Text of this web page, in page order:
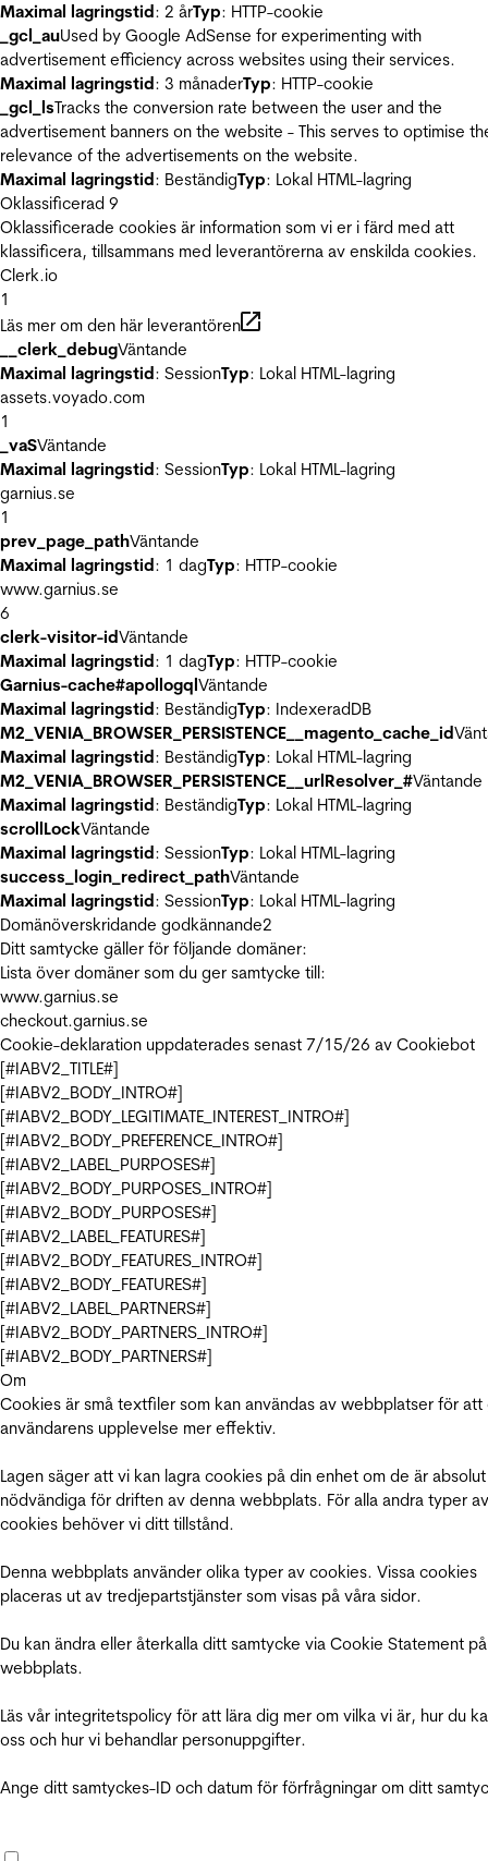
Maximal lagringstid: 2 årTyp: HTTP-cookie
_gcl_auUsed by Google AdSense for experimenting with
advertisement efficiency across websites using their services.
Maximal lagringstid: 3 månaderTyp: HTTP-cookie
_gcl_lsTracks the conversion rate between the user and the
advertisement banners on the website - This serves to optimise
relevance of the advertisements on the website.
Maximal lagringstid: BeständigTyp: Lokal HTML-lagring
Oklassificerad 9
Oklassificerade cookies är information som vi er i färd med att
klassificera, tillsammans med leverantörerna av enskilda cookies.
Clerk.io
1
Läs mer om den här leverantören
__clerk_debugVäntande
Maximal lagringstid: SessionTyp: Lokal HTML-lagring
assets.voyado.com
1
_vaSVäntande
Maximal lagringstid: SessionTyp: Lokal HTML-lagring
garnius.se
1
prev_page_pathVäntande
Maximal lagringstid: 1 dagTyp: HTTP-cookie
www.garnius.se
6
clerk-visitor-idVäntande
Maximal lagringstid: 1 dagTyp: HTTP-cookie
Garnius-cache#apollogqlVäntande
Maximal lagringstid: BeständigTyp: IndexeradDB
M2_VENIA_BROWSER_PERSISTENCE__magento_cache_id
Maximal lagringstid: BeständigTyp: Lokal HTML-lagring
M2_VENIA_BROWSER_PERSISTENCE__urlResolver_#Väntande
Maximal lagringstid: BeständigTyp: Lokal HTML-lagring
scrollLockVäntande
Maximal lagringstid: SessionTyp: Lokal HTML-lagring
success_login_redirect_pathVäntande
Maximal lagringstid: SessionTyp: Lokal HTML-lagring
Domänöverskridande godkännande2
Ditt samtycke gäller för följande domäner:
Lista över domäner som du ger samtycke till:
www.garnius.se
checkout.garnius.se
Cookie-deklaration uppdaterades senast 7/15/26 av Cookiebot
[#IABV2_TITLE#]
[#IABV2_BODY_INTRO#]
[#IABV2_BODY_LEGITIMATE_INTEREST_INTRO#]
[#IABV2_BODY_PREFERENCE_INTRO#]
[#IABV2_LABEL_PURPOSES#]
[#IABV2_BODY_PURPOSES_INTRO#]
[#IABV2_BODY_PURPOSES#]
[#IABV2_LABEL_FEATURES#]
[#IABV2_BODY_FEATURES_INTRO#]
[#IABV2_BODY_FEATURES#]
[#IABV2_LABEL_PARTNERS#]
[#IABV2_BODY_PARTNERS_INTRO#]
[#IABV2_BODY_PARTNERS#]
Om
Cookies är små textfiler som kan användas av webbplatser för att
användarens upplevelse mer effektiv.
Lagen säger att vi kan lagra cookies på din enhet om de är absolut
nödvändiga för driften av denna webbplats. För alla andra typer av
cookies behöver vi ditt tillstånd.
Denna webbplats använder olika typer av cookies. Vissa cookies
placeras ut av tredjepartstjänster som visas på våra sidor.
Du kan ändra eller återkalla ditt samtycke via Cookie Statement
webbplats.
Läs vår integritetspolicy för att lära dig mer om vilka vi är, hur du
oss och hur vi behandlar personuppgifter.
Ange ditt samtyckes-ID och datum för förfrågningar om ditt